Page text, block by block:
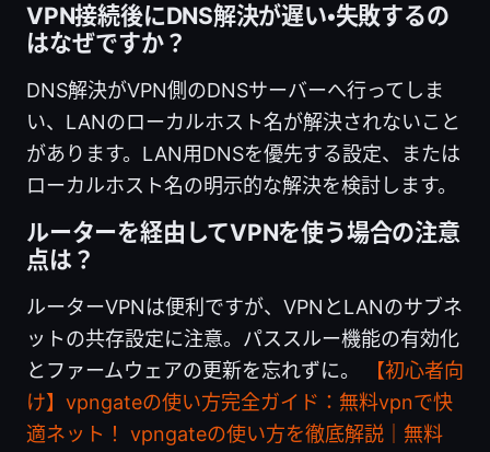
VPN接続後にDNS解決が遅い・失敗するの
はなぜですか？
DNS解決がVPN側のDNSサーバーへ行ってしま
い、LANのローカルホスト名が解決されないこと
があります。LAN用DNSを優先する設定、または
ローカルホスト名の明示的な解決を検討します。
ルーターを経由してVPNを使う場合の注意
点は？
ルーターVPNは便利ですが、VPNとLANのサブネ
ットの共存設定に注意。パススルー機能の有効化
とファームウェアの更新を忘れずに。
【初心者向
け】vpngateの使い方完全ガイド：無料vpnで快
適ネット！ vpngateの使い方を徹底解説｜無料